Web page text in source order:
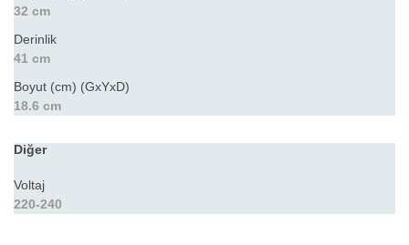
32 cm
Derinlik
41 cm
Boyut (cm) (GxYxD)
18.6 cm
Diğer
Voltaj
220-240